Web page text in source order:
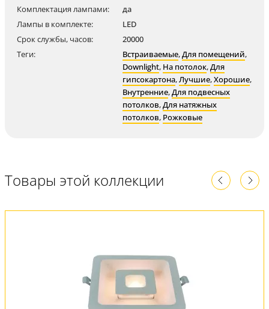
Комплектация лампами:
да
Лампы в комплекте:
LED
Срок службы, часов:
20000
Теги:
Встраиваемые,Для помещений,
Downlight, На потолок,Для
гипсокартона,Лучшие,Хорошие,
Внутренние,Для подвесных
потолков,Для натяжных
потолков, Рожковые
Товары этой коллекции